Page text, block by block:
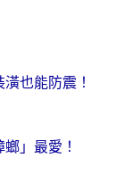
也能防震！
」最愛！